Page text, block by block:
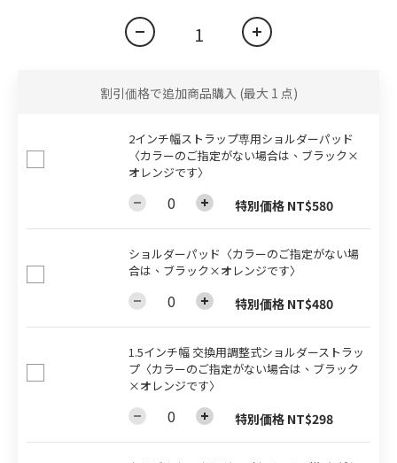
割引価格で追加商品購入 (最大 1 点)
2インチ幅ストラップ専用ショルダーパッド
〈カラーのご指定がない場合は、ブラック×
オレンジです〉
特別価格 NT$580
ショルダーパッド〈カラーのご指定がない場
合は、ブラック×オレンジです〉
特別価格 NT$480
1.5インチ幅 交換用調整式ショルダーストラッ
プ〈カラーのご指定がない場合は、ブラック
×オレンジです〉
特別価格 NT$298